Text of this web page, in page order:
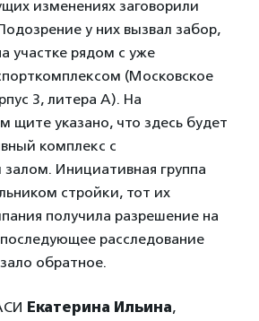
изменениях заговорили
у них вызвал забор,
участке рядом с уже
(Московское
3, литера А). На
щите указано, что здесь будет
комплекс с
Инициативная группа
стройки, тот их
получила разрешение на
расследование
обратное.
Екатерина Ильина,